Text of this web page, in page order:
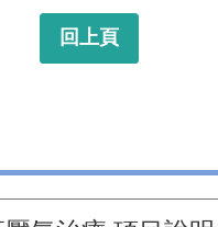
回上頁